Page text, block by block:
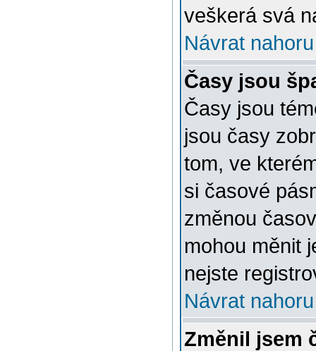
veškerá svá
Návrat nahoru
Časy jsou
Časy jsou
jsou časy
tom, ve
si časové
změnou
mohou měnit
nejste
Návrat nahoru
Změnil jsem